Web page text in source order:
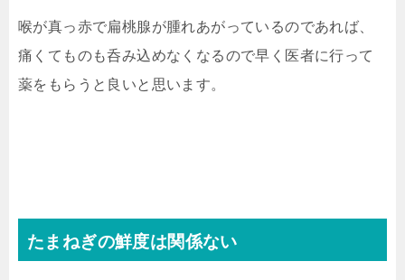
喉が真っ赤で扁桃腺が腫れあがっているのであれば、
痛くてものも呑み込めなくなるので早く医者に行って
薬をもらうと良いと思います。
たまねぎの鮮度は関係ない